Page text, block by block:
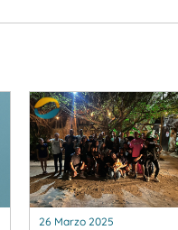
26 Marzo 2025